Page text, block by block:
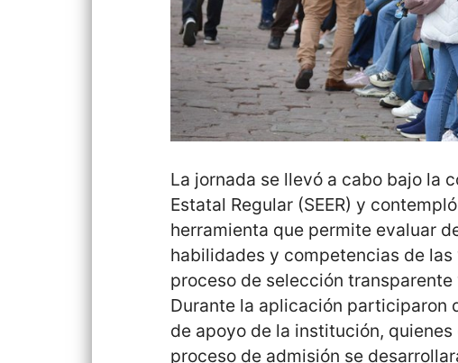
La jornada se llevó a cabo bajo la
Estatal Regular (SEER) y
herramienta que permite evaluar
habilidades y competencias de
proceso de selección
Durante la aplicación participaron
de apoyo de la institución,
proceso de admisión se